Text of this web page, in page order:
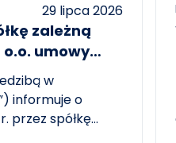
29 lipca 2026
zależną
o.o. umowy
ciepła do
Dziedzice
w
informuje o
przez spółkę